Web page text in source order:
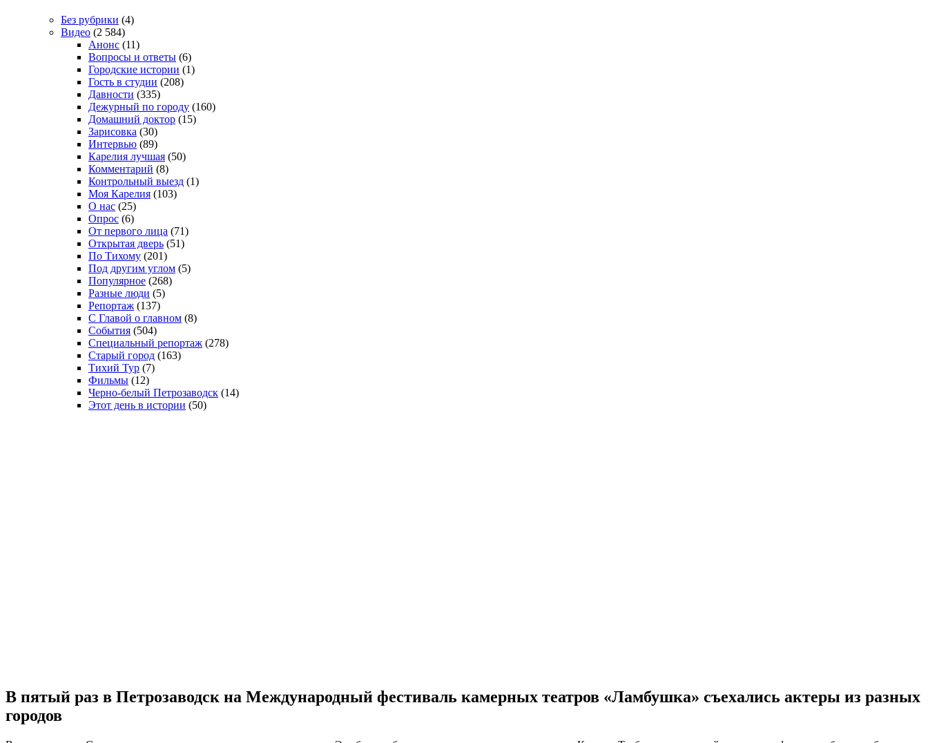
Без рубрики (4)
Видео (2 584)
Анонс (11)
Вопросы и ответы (6)
Городские истории (1)
Гость в студии (208)
Давности (335)
Дежурный по городу (160)
Домашний доктор (15)
Зарисовка (30)
Интервью (89)
Карелия лучшая (50)
Комментарий (8)
Контрольный выезд (1)
Моя Карелия (103)
О нас (25)
Опрос (6)
От первого лица (71)
Открытая дверь (51)
По Тихому (201)
Под другим углом (5)
Популярное (268)
Разные люди (5)
Репортаж (137)
С Главой о главном (8)
События (504)
Специальный репортаж (278)
Старый город (163)
Тихий Тур (7)
Фильмы (12)
Черно-белый Петрозаводск (14)
Этот день в истории (50)
В пятый раз в Петрозаводск на Международный фестиваль камерных театров «Ламбушка» съехались актеры из разных
городов